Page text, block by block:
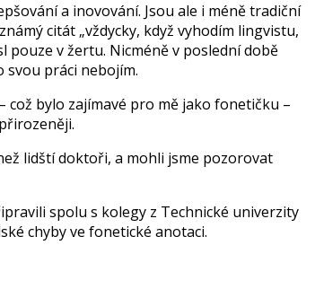
a inovování. Jsou ale i méně tradiční
citát „vždycky, když vyhodím lingvistu,
v žertu. Nicméně v poslední době
svou práci nebojím.
což bylo zajímavé pro mě jako fonetičku –
lidští doktoři, a mohli jsme pozorovat
spolu s kolegy z Technické univerzity
chyby ve fonetické anotaci.